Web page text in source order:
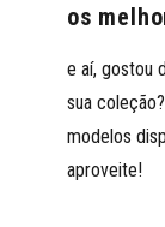
os
e aí, gostou
sua
modelos
aproveite!